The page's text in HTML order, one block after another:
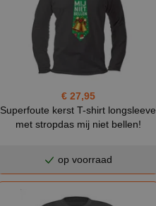
€ 27,95
Superfoute kerst T-shirt longsleeve
met stropdas mij niet bellen!
op voorraad